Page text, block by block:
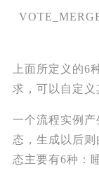
上面所定义的6
求，可以自定义
一个流程实例
态，生成以后
态主要有6种：